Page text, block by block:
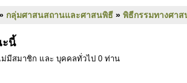
กลุ่มศาสนสถานและศาสนพิธี » พิธีกรรมทางศา
นี้
ม่มีสมาชิก และ บุคคลทั่วไป 0 ท่าน